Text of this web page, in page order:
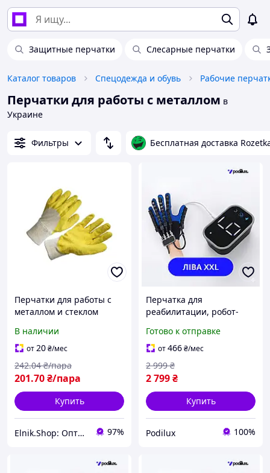
Защитные перчатки Слесарные перчатки
Каталог товаров Спецодежда и обувь Рабочие
Перчатки для работы с металлом в
Украине
Фильтры Бесплатная доставка
Перчатки для работы с
металлом и стеклом
[INSPRPRRU0SKLOCU00]
METALVIS
В наличии
от20₴/мес
201.70₴/пара
242.04 ₴/пара
Купить
Elnik.Shop: Оптово-розничная компания 97%
Перчатка для
реабилитации, робот-
тренажер для руки и
пальцев с зеркальной
перчаткой, Левая XXL
Готово к отправке
от466₴/мес
2 799₴
2 999 ₴
Купить
Podilux 100%